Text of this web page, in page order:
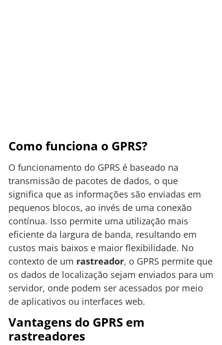
Como funciona o GPRS?
O funcionamento do GPRS é baseado na
transmissão de pacotes de dados, o que
significa que as informações são enviadas em
pequenos blocos, ao invés de uma conexão
contínua. Isso permite uma utilização mais
eficiente da largura de banda, resultando em
custos mais baixos e maior flexibilidade. No
contexto de um rastreador, o GPRS permite que
os dados de localização sejam enviados para um
servidor, onde podem ser acessados por meio
de aplicativos ou interfaces web.
Vantagens do GPRS em
rastreadores